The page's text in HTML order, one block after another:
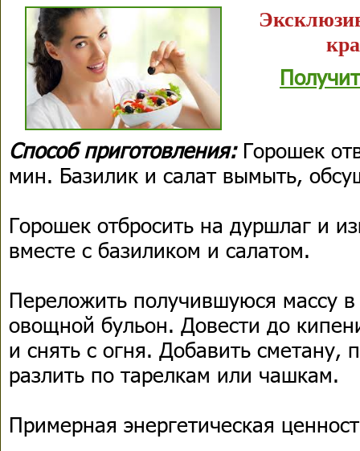
Способ приготовления:Горошек
мин. Базилик и салат вымыть,
Горошек отбросить на дуршлаг и
вместе с базиликом и салатом.
Переложить получившуюся массу
овощной бульон. Довести до
и снять с огня. Добавить сметану,
разлить по тарелкам или чашкам.
Примерная энергетическая